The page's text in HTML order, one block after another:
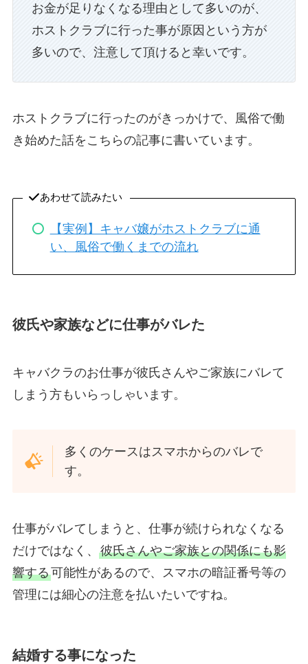
お金が足りなくなる理由として多いのが、
ホストクラブに行った事が原因という方が
多いので、注意して頂けると幸いです。
ホストクラブに行ったのがきっかけで、風俗で働
き始めた話をこちらの記事に書いています。
あわせて読みたい
【実例】キャバ嬢がホストクラブに通
い、風俗で働くまでの流れ
彼氏や家族などに仕事がバレた
キャバクラのお仕事が彼氏さんやご家族にバレて
しまう方もいらっしゃいます。
多くのケースはスマホからのバレで
す。
仕事がバレてしまうと、仕事が続けられなくなる
だけではなく、 彼氏さんやご家族との関係にも影
響する可能性があるので、スマホの暗証番号等の
管理には細心の注意を払いたいですね。
結婚する事になった